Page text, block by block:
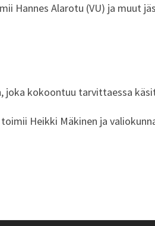
Hannes Alarotu (VU) ja muut
joka kokoontuu tarvittaessa
Heikki Mäkinen ja